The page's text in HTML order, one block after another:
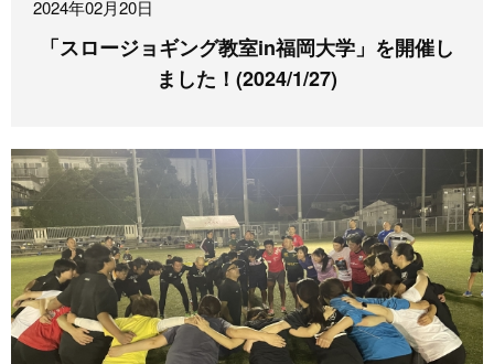
2024年02月20日
「スロージョギング教室in福岡大学」を開催し
ました！(2024/1/27)